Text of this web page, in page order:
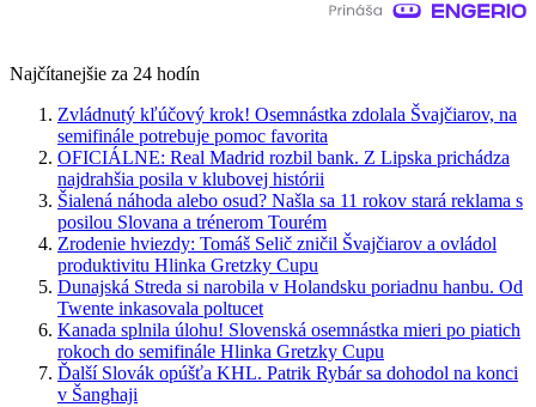
Najčítanejšie za 24 hodín
Zvládnutý kľúčový krok! Osemnástka zdolala Švajčiarov, na
semifinále potrebuje pomoc favorita
OFICIÁLNE: Real Madrid rozbil bank. Z Lipska prichádza
najdrahšia posila v klubovej histórii
Šialená náhoda alebo osud? Našla sa 11 rokov stará reklama s
posilou Slovana a trénerom Tourém
Zrodenie hviezdy: Tomáš Selič zničil Švajčiarov a ovládol
produktivitu Hlinka Gretzky Cupu
Dunajská Streda si narobila v Holandsku poriadnu hanbu. Od
Twente inkasovala poltucet
Kanada splnila úlohu! Slovenská osemnástka mieri po piatich
rokoch do semifinále Hlinka Gretzky Cupu
Ďalší Slovák opúšťa KHL. Patrik Rybár sa dohodol na konci
v Šanghaji